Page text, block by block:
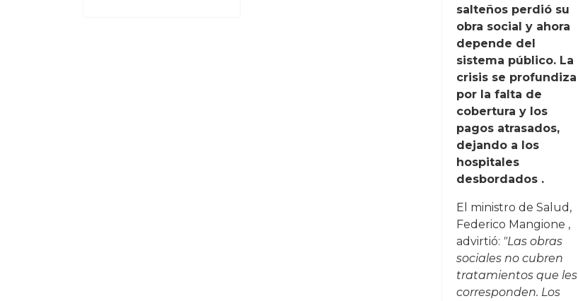
salteños perdió su
obra social y ahora
depende del
sistema público. La
crisis se profundiza
por la falta de
cobertura y los
pagos atrasados,
dejando a los
hospitales
desbordados .
El ministro de Salud,
Federico Mangione ,
advirtió: "Las obras
sociales no cubren
tratamientos que les
corresponden. Los